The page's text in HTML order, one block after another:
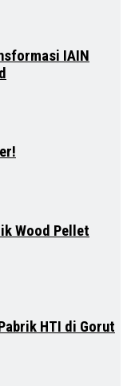
IAIN
Wood Pellet
HTI di Gorut